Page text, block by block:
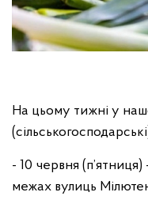
На цьому тижні у
- 10 червня
межах вулиць